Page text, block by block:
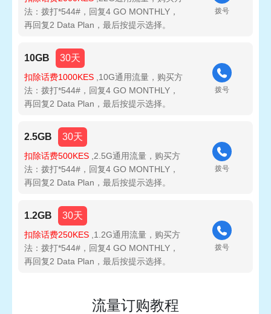
法：拨打*544#，回复4 GO MONTHLY，
再回复2 Data Plan，最后按提示选择。
拨号
10GB 30天
扣除话费1000KES ,10G通用流量，购买方
法：拨打*544#，回复4 GO MONTHLY，
再回复2 Data Plan，最后按提示选择。
拨号
2.5GB 30天
扣除话费500KES ,2.5G通用流量，购买方
法：拨打*544#，回复4 GO MONTHLY，
再回复2 Data Plan，最后按提示选择。
拨号
1.2GB 30天
扣除话费250KES ,1.2G通用流量，购买方
法：拨打*544#，回复4 GO MONTHLY，
再回复2 Data Plan，最后按提示选择。
拨号
流量订购教程